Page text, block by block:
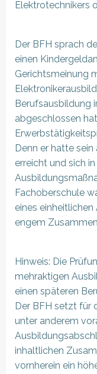
Elektrotechnikers
Der BFH sprach
einen
Gerichtsmeinung
Berufsausbildung
abgeschlossen
Denn er hatte
erreicht und sich
Fachoberschule
eines
engem
Hinweis: Die
mehraktigen
einen späteren
Der BFH setzt für
unter anderem
inhaltlichen
vornherein ein